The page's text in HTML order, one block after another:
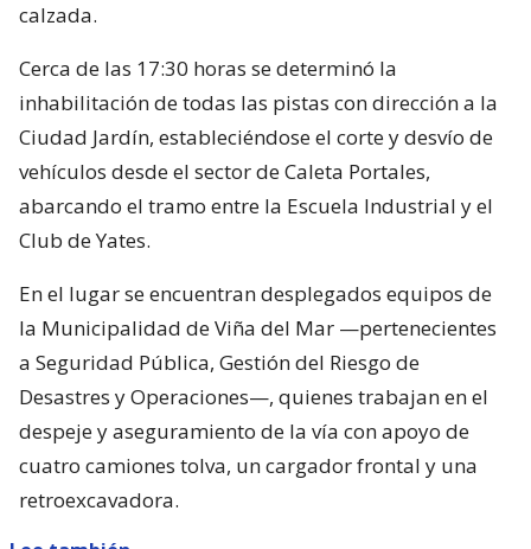
calzada.
Cerca de las 17:30 horas se determinó la
inhabilitación de todas las pistas con dirección a la
Ciudad Jardín, estableciéndose el corte y desvío de
vehículos desde el sector de Caleta Portales,
abarcando el tramo entre la Escuela Industrial y el
Club de Yates.
En el lugar se encuentran desplegados equipos de
la Municipalidad de Viña del Mar —pertenecientes
a Seguridad Pública, Gestión del Riesgo de
Desastres y Operaciones—, quienes trabajan en el
despeje y aseguramiento de la vía con apoyo de
cuatro camiones tolva, un cargador frontal y una
retroexcavadora.